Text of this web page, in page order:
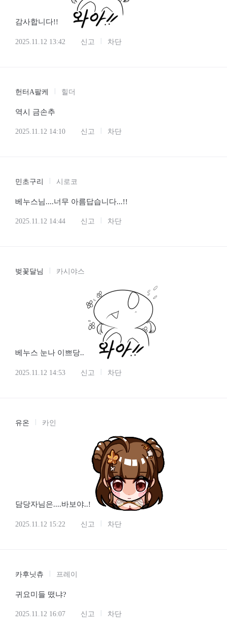
감사합니다!!
2025.11.12 13:42 신고 차단
헌터A팔케 힐더
역시 금손추
2025.11.12 14:10 신고 차단
민초구리 시로코
베누스님....너무 아름답습니다...!!
2025.11.12 14:44 신고 차단
벚꽃달님 카시야스
베누스 눈나 이쁘당..
2025.11.12 14:53 신고 차단
유온 카인
담당자님은....바보야..!
2025.11.12 15:22 신고 차단
카후닛츄 프레이
귀요미들 떴냐?
2025.11.12 16:07 신고 차단